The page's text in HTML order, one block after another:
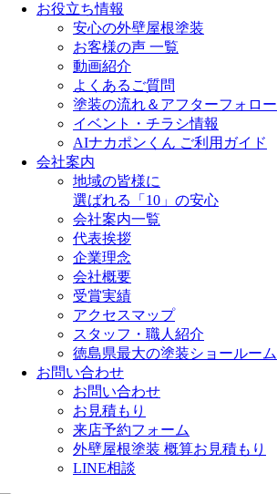
お役立ち情報
安心の外壁屋根塗装
お客様の声 一覧
動画紹介
よくあるご質問
塗装の流れ＆アフターフォロー
イベント・チラシ情報
AIナカポンくん ご利用ガイド
会社案内
地域の皆様に
選ばれる「10」の安心
会社案内一覧
代表挨拶
企業理念
会社概要
受賞実績
アクセスマップ
スタッフ・職人紹介
徳島県最大の塗装ショールーム
お問い合わせ
お問い合わせ
お見積もり
来店予約フォーム
外壁屋根塗装 概算お見積もり
LINE相談